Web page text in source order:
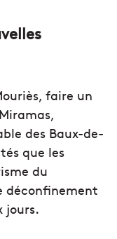
faire un
des Baux-de-
que les
du
déconfinement
jours.